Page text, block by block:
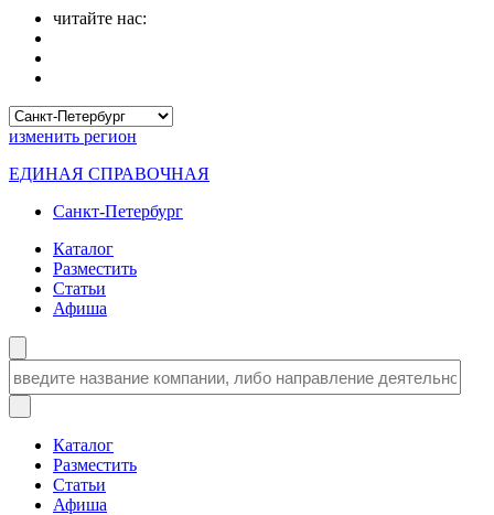
читайте нас:
изменить регион
ЕДИНАЯ СПРАВОЧНАЯ
Санкт-Петербург
Каталог
Разместить
Статьи
Афиша
Каталог
Разместить
Статьи
Афиша